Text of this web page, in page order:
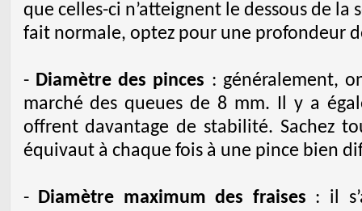
que celles-ci n’atteignent le dessous de
fait normale, optez pour une profondeur
- Diamètre des pinces : généralement,
marché des queues de 8 mm. Il y a
offrent davantage de stabilité. Sachez
équivaut à chaque fois à une pince bien
- Diamètre maximum des fraises : il